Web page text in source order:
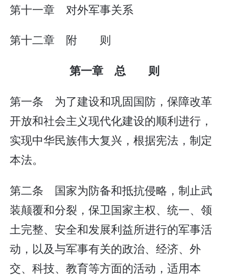
第十一章 对外军事关系
第十二章 附 则
第一章 总 则
第一条 为了建设和巩固国防，保障改革
开放和社会主义现代化建设的顺利进行，
实现中华民族伟大复兴，根据宪法，制定
本法。
第二条 国家为防备和抵抗侵略，制止武
装颠覆和分裂，保卫国家主权、统一、领
土完整、安全和发展利益所进行的军事活
动，以及与军事有关的政治、经济、外
交、科技、教育等方面的活动，适用本